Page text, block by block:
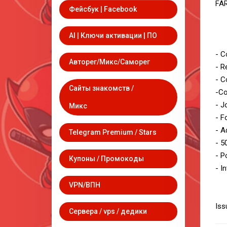
Фейсбук | Facebook
AI | Ключи активации | ПО
Авторег/Микс/Саморег
Сайты знакомств /
Микс
Telegram Premium / Stars
Купоны / Промокоды
VPN/ВПН
Сервера / vps / дедики
-
-
-
-
-
-
-
-
-
-